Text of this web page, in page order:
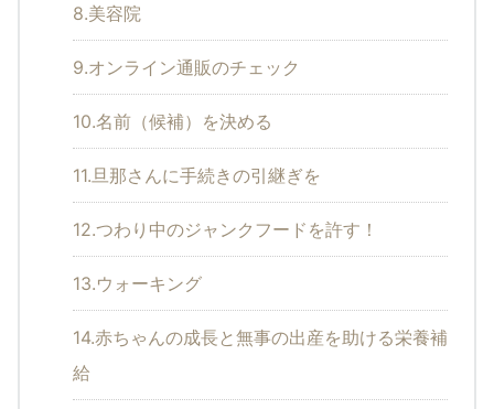
8.美容院
9.オンライン通販のチェック
10.名前（候補）を決める
11.旦那さんに手続きの引継ぎを
12.つわり中のジャンクフードを許す！
13.ウォーキング
14.赤ちゃんの成長と無事の出産を助ける栄養補
給